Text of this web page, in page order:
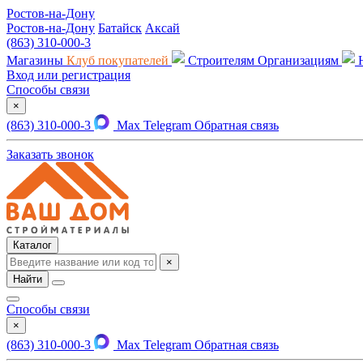
Ростов-на-Дону
Ростов-на-Дону Батайск Аксай
(863) 310-000-3
Магазины Клуб покупателей Строителям Организациям
Вход или регистрация
Способы связи
×
(863) 310-000-3 Max Telegram Обратная связь
Заказать звонок
Каталог
×
Найти
Способы связи
×
(863) 310-000-3 Max Telegram Обратная связь